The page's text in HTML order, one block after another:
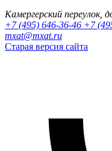
Камергерский переулок,
+7 (495) 646-36-46 +7
mxat@mxat.ru
Старая версия сайта